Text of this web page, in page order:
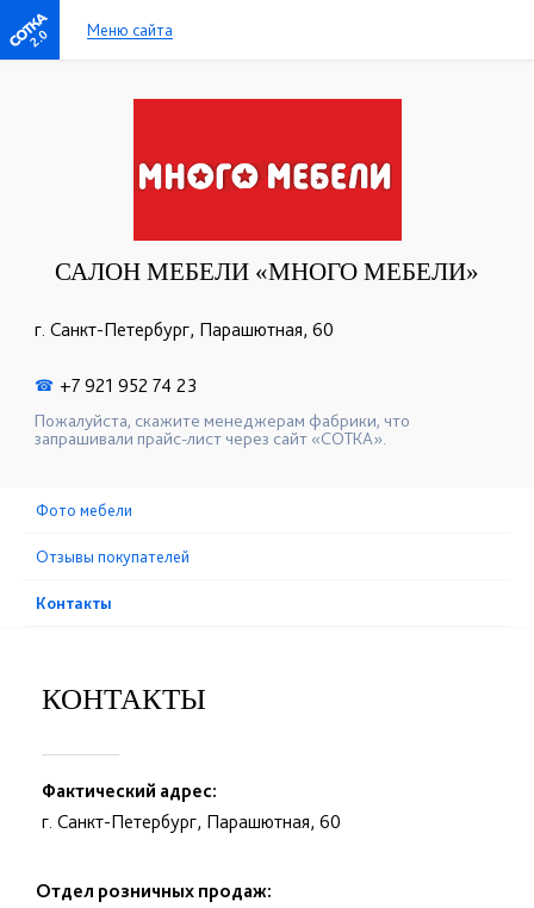
2.0 Меню сайта
САЛОН МЕБЕЛИ «МНОГО МЕБЕЛИ»
г. Санкт-Петербург, Парашютная, 60
☎ +7 921 952 74 23
Пожалуйста, скажите менеджерам фабрики, что
запрашивали прайс-лист через сайт «СОТКА».
Фото мебели
Отзывы покупателей
Контакты
КОНТАКТЫ
Фактический адрес:
г. Санкт-Петербург, Парашютная, 60
Отдел розничных продаж: